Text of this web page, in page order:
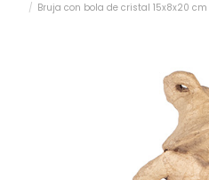
Bruja con bola de cristal 15x8x20